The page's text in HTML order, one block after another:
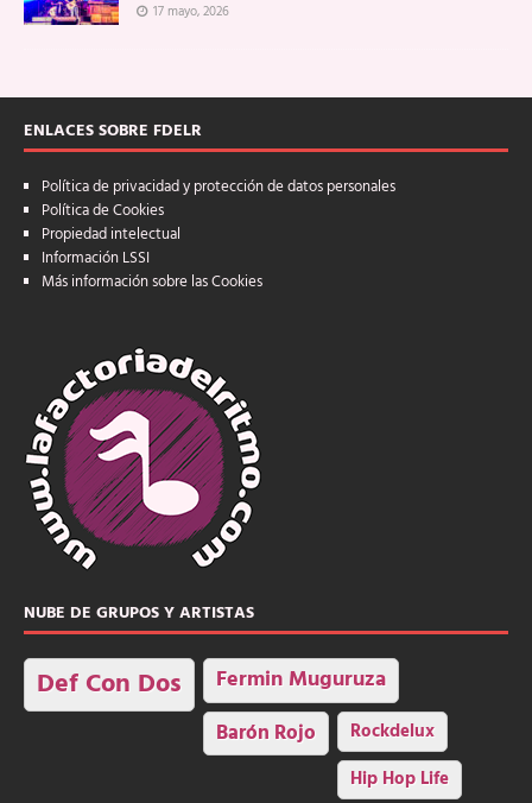
17 mayo, 2026
ENLACES SOBRE FDELR
Política de privacidad y protección de datos personales
Política de Cookies
Propiedad intelectual
Información LSSI
Más información sobre las Cookies
NUBE DE GRUPOS Y ARTISTAS
Def Con Dos Fermin Muguruza
Barón Rojo Rockdelux
Hip Hop Life